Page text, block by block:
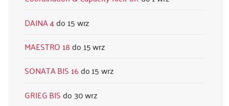
DAINA 4
15 wrz
MAESTRO 18
15 wrz
SONATA BIS 16
15 wrz
GRIEG BIS
30 wrz